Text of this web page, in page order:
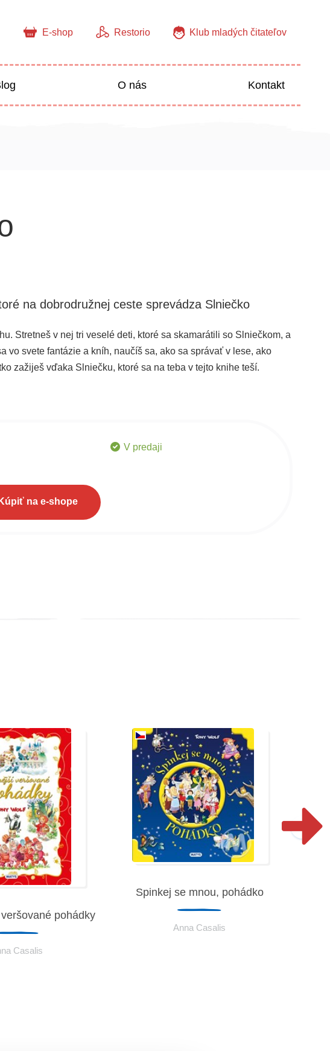
E-shop Restorio Klub mladých čitateľov
O nás Kontakt
na dobrodružnej ceste sprevádza Slniečko
Stretneš v nej tri veselé deti, ktoré sa skamarátili so Slniečkom, a
vo svete fantázie a kníh, naučíš sa, ako sa správať v lese, ako
zažiješ vďaka Slniečku, ktoré sa na teba v tejto knihe teší.
V predaji
Kúpiť na e-shope
pohádky
Casalis
Spinkej se mnou, pohádko
Anna Casalis